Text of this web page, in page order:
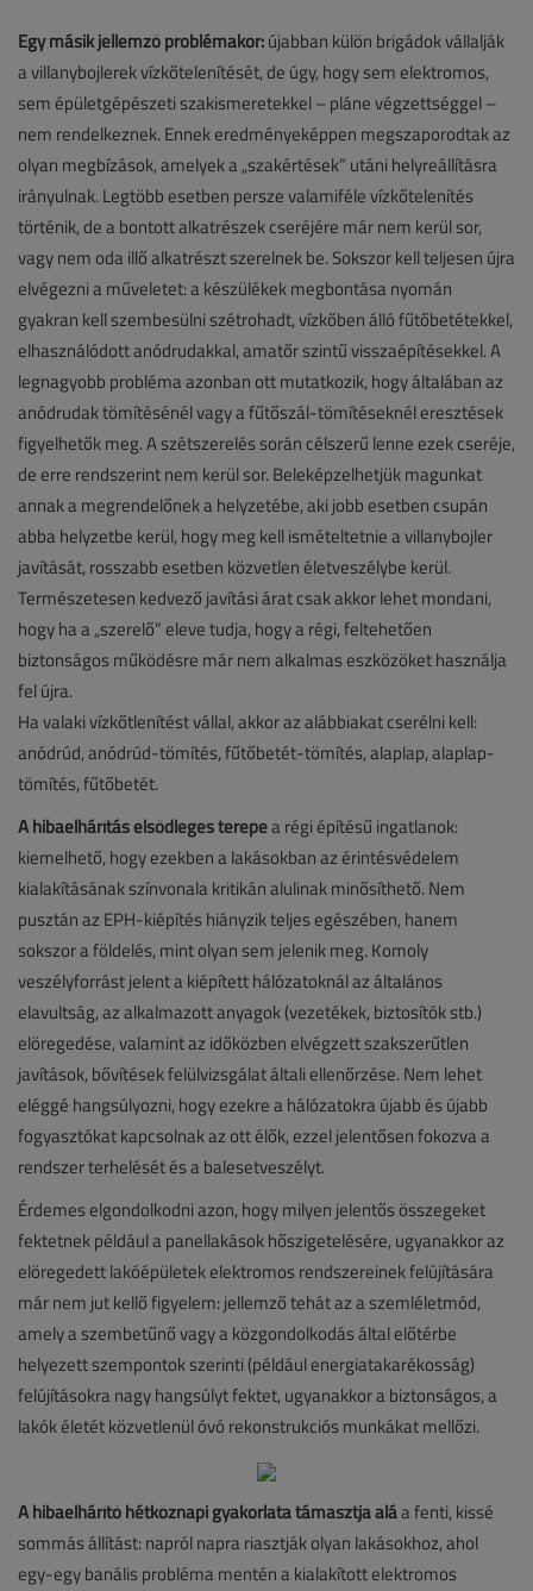
Egy másik jellemző problémakör:újabban külön brigádok vállalják
a villanybojlerek vízkőtelenítését, de úgy, hogy sem elektromos,
sem épületgépészeti szakismeretekkel – pláne végzettséggel –
nem rendelkeznek. Ennek eredményeképpen megszaporodtak az
olyan megbízások, amelyek a „szakértések” utáni helyreállításra
irányulnak. Legtöbb esetben persze valamiféle vízkőtelenítés
történik, de a bontott alkatrészek cseréjére már nem kerül sor,
vagy nem oda illő alkatrészt szerelnek be. Sokszor kell teljesen újra
elvégezni a műveletet: a készülékek megbontása nyomán
gyakran kell szembesülni szétrohadt, vízkőben álló fűtőbetétekkel,
elhasználódott anódrudakkal, amatőr szintű visszaépítésekkel. A
legnagyobb probléma azonban ott mutatkozik, hogy általában az
anódrudak tömítésénél vagy a fűtőszál-tömítéseknél eresztések
figyelhetők meg. A szétszerelés során célszerű lenne ezek cseréje,
de erre rendszerint nem kerül sor. Beleképzelhetjük magunkat
annak a megrendelőnek a helyzetébe, aki jobb esetben csupán
abba helyzetbe kerül, hogy meg kell ismételtetnie a villanybojler
javítását, rosszabb esetben közvetlen életveszélybe kerül.
Természetesen kedvező javítási árat csak akkor lehet mondani,
hogy ha a „szerelő” eleve tudja, hogy a régi, feltehetően
biztonságos működésre már nem alkalmas eszközöket használja
fel újra.
Ha valaki vízkőtlenítést vállal, akkor az alábbiakat cserélni kell:
anódrúd, anódrúd-tömítés, fűtőbetét-tömítés, alaplap, alaplap-
tömítés, fűtőbetét.
A hibaelhárítás elsődleges terepea régi építésű ingatlanok:
kiemelhető, hogy ezekben a lakásokban az érintésvédelem
kialakításának színvonala kritikán alulinak minősíthető. Nem
pusztán az EPH-kiépítés hiányzik teljes egészében, hanem
sokszor a földelés, mint olyan sem jelenik meg. Komoly
veszélyforrást jelent a kiépített hálózatoknál az általános
elavultság, az alkalmazott anyagok (vezetékek, biztosítók stb.)
elöregedése, valamint az időközben elvégzett szakszerűtlen
javítások, bővítések felülvizsgálat általi ellenőrzése. Nem lehet
eléggé hangsúlyozni, hogy ezekre a hálózatokra újabb és újabb
fogyasztókat kapcsolnak az ott élők, ezzel jelentősen fokozva a
rendszer terhelését és a balesetveszélyt.
Érdemes elgondolkodni azon, hogy milyen jelentős összegeket
fektetnek például a panellakások hőszigetelésére, ugyanakkor az
elöregedett lakóépületek elektromos rendszereinek felújítására
már nem jut kellő figyelem: jellemző tehát az a szemléletmód,
amely a szembetűnő vagy a közgondolkodás által előtérbe
helyezett szempontok szerinti (például energiatakarékosság)
felújításokra nagy hangsúlyt fektet, ugyanakkor a biztonságos, a
lakók életét közvetlenül óvó rekonstrukciós munkákat mellőzi.
A hibaelhárító hétköznapi gyakorlata támasztja aláa fenti, kissé
sommás állítást: napról napra riasztják olyan lakásokhoz, ahol
egy-egy banális probléma mentén a kialakított elektromos